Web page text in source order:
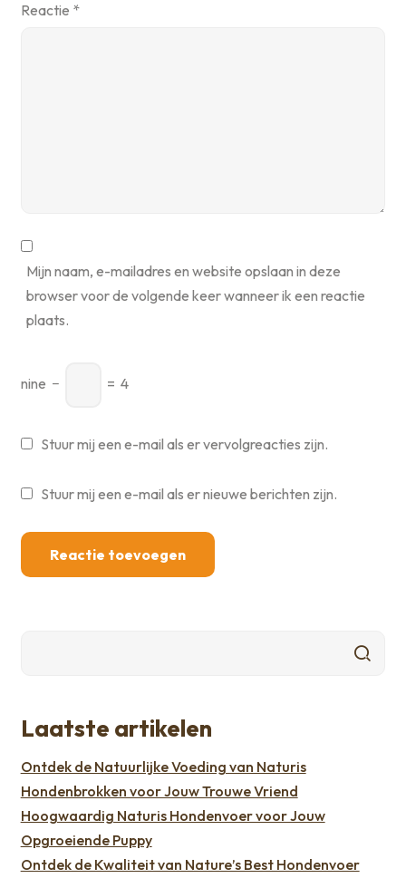
Reactie *
Mijn naam, e-mailadres en website opslaan in deze
browser voor de volgende keer wanneer ik een reactie
plaats.
nine − = 4
Stuur mij een e-mail als er vervolgreacties zijn.
Stuur mij een e-mail als er nieuwe berichten zijn.
Laatste artikelen
Ontdek de Natuurlijke Voeding van Naturis
Hondenbrokken voor Jouw Trouwe Vriend
Hoogwaardig Naturis Hondenvoer voor Jouw
Opgroeiende Puppy
Ontdek de Kwaliteit van Nature’s Best Hondenvoer